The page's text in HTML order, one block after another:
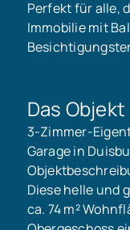
Perfekt für alle,
Immobilie mit
Das Objekt
3-Zimmer-
Garage in
Diese helle und
ca. 74 m²